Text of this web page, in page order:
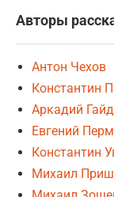
Авторы
Антон Чехов
Константин
Аркадий
Евгений
Константин
Михаил